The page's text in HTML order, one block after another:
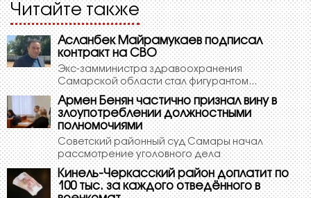
Читайте также
Асланбек Майрамукаев подписал
контракт на СВО
Экс-замминистра здравоохранения
Самарской области стал фигурантом...
Армен Бенян частично признал вину в
злоупотреблении должностными
полномочиями
Советский районный суд Самары начал
рассмотрение уголовного дела
Кинель-Черкасский район доплатит по
100 тыс. за каждого отведённого в